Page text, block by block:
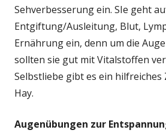
Sehverbesserung ein. SIe geht
Entgiftung/Ausleitung, Blut,
Ernährung ein, denn um die
sollten sie gut mit Vitalstoffen
Selbstliebe gibt es ein hilfreiches
Hay.
Augenübungen zur